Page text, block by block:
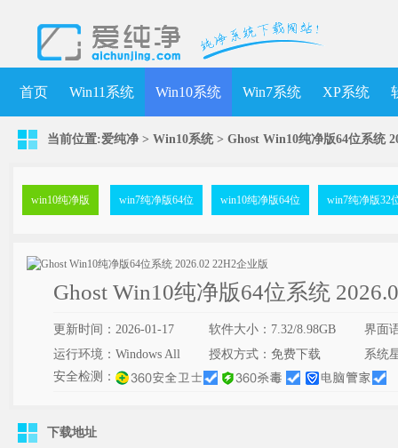
首页 Win11系统 Win10系统 Win7系统 XP系统
当前位置:爱纯净 > Win10系统> Ghost Win10纯净版64位系统
win10纯净版 win7纯净版64位 win10纯净版64位 win7纯净版32
Ghost Win10纯净版64位系统
更新时间：2026-01-17 软件大小：7.32/8.98GB
界面
运行环境：Windows All
授权方式：免费下载
系统
安全检测：
下载地址